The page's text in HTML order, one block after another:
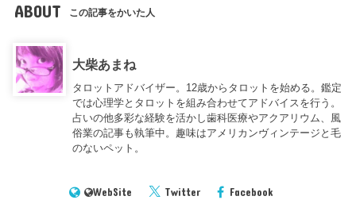
ABOUT この記事をかいた人
大柴あまね
タロットアドバイザー。12歳からタロットを始める。鑑定
では心理学とタロットを組み合わせてアドバイスを行う。
占いの他多彩な経験を活かし歯科医療やアクアリウム、風
俗業の記事も執筆中。趣味はアメリカンヴィンテージと毛
のないペット。
WebSite Twitter Facebook